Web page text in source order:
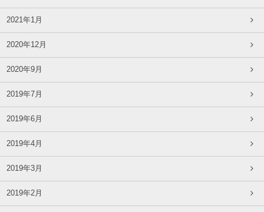
2021年1月
2020年12月
2020年9月
2019年7月
2019年6月
2019年4月
2019年3月
2019年2月